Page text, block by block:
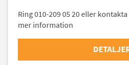
Ring 010-209 05 20 eller
mer information